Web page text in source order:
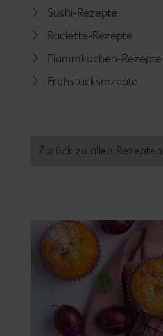
Sushi-Rezepte
Raclette-Rezepte
Flammkuchen-Rezepte
Frühstücksrezepte
Zurück zu allen Rezepten